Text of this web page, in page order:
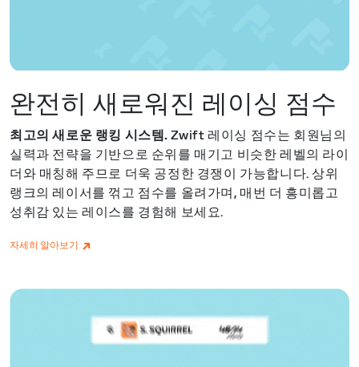
완전히 새로워진 레이싱 점수
최고의 새로운 랭킹 시스템. Zwift 레이싱 점수는 회원님의
실력과 전략을 기반으로 순위를 매기고 비슷한 레벨의 라이
더와 매칭해 주므로 더욱 공정한 경쟁이 가능합니다. 상위
랭크의 레이서를 꺾고 점수를 올려가며, 매번 더 흥미롭고
성취감 있는 레이스를 경험해 보세요.
자세히 알아보기